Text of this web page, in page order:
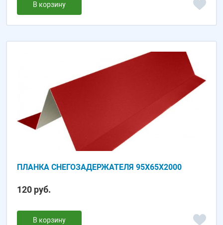
В корзину
ПЛАНКА СНЕГОЗАДЕРЖАТЕЛЯ 95Х65Х2000
120 руб.
В корзину